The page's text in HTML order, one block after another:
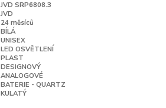
JVD SRP6808.3
JVD
24 měsíců
BÍLÁ
UNISEX
LED OSVĚTLENÍ
PLAST
DESIGNOVÝ
ANALOGOVÉ
BATERIE - QUARTZ
KULATÝ